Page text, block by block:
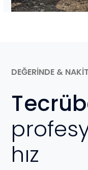
DEĞERİNDE &
hız